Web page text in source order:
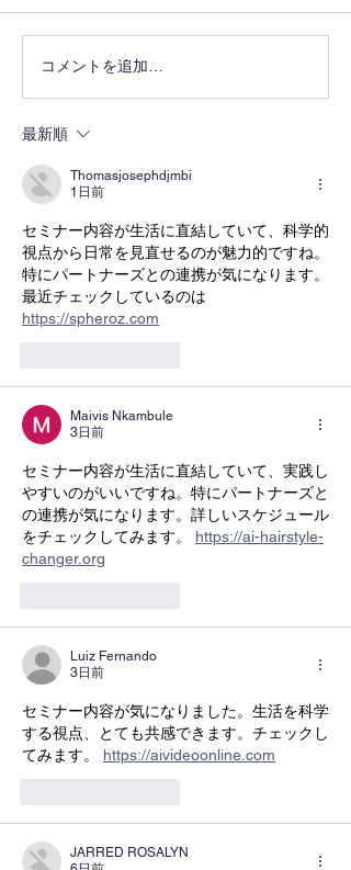
コメントを追加…
最新順
Thomasjosephdjmbi
1日前
セミナー内容が生活に直結していて、科学的
視点から日常を見直せるのが魅力的ですね。
特にパートナーズとの連携が気になります。
最近チェックしているのは
https://spheroz.com
Maivis Nkambule
3日前
セミナー内容が生活に直結していて、実践し
やすいのがいいですね。特にパートナーズと
の連携が気になります。詳しいスケジュール
をチェックしてみます。 https://ai-hairstyle-
changer.org
Luiz Fernando
3日前
セミナー内容が気になりました。生活を科学
する視点、とても共感できます。チェックし
てみます。 https://aivideoonline.com
JARRED ROSALYN